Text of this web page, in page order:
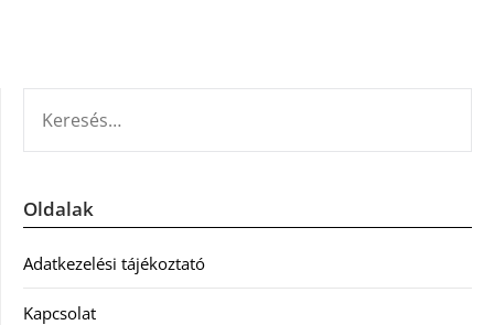
Oldalak
Adatkezelési tájékoztató
Kapcsolat